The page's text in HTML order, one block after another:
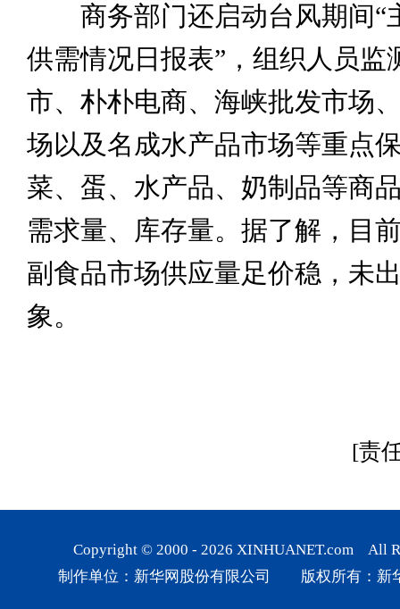
商务部门还启动台风期间“
供需情况日报表”，组织人员监
市、朴朴电商、海峡批发市场
场以及名成水产品市场等重点
菜、蛋、水产品、奶制品等商
需求量、库存量。据了解，目
副食品市场供应量足价稳，未
象。
[责
Copyright © 2000 - 2026 XINHUANET.com All
制作单位：新华网股份有限公司 版权所有：新